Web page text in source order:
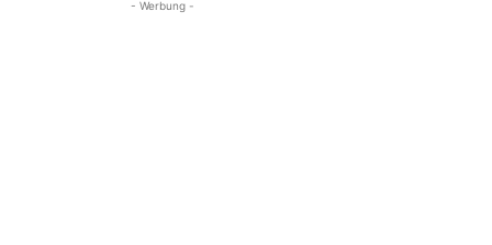
- Werbung -